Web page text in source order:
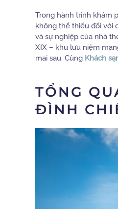
Trong hành trình khám
không thể thiếu đối với
và sự nghiệp của nhà
XIX – khu lưu niệm
mai sau. Cùng Khách
TỔNG
ĐÌNH